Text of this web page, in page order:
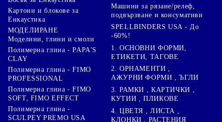
Картони и блокове за
Енкаустика
МОДЕЛИРАНЕ
Моделини, глини и смоли
Полимерна глина - PAPA'S
CLAY
Полимерна глина - FIMO
PROFESSIONAL
Полимерна глина - FIMO
SOFT, FIMO EFFECT
Полимерна глина -
SCULPEY PREMO USA
Машини за рязане/релеф,
подвързване и консумативи
SPELLBINDERS USA - До
-60%!
1. ОСНОВНИ ФОРМИ,
ЕТИКЕТИ, ТАГОВЕ
2. ОРНАМЕНТИ ,
АЖУРНИ ФОРМИ , ЪГЛИ
3. РАМКИ , КАРТИЧКИ ,
КУТИИ , ПЛИКОВЕ
4. ЦВЕТЯ , ЛИСТА ,
КЛОНКИ , РАСТЕНИЯ